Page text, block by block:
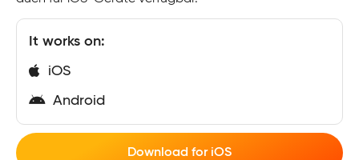
It works on:
iOS
Android
Download for iOS